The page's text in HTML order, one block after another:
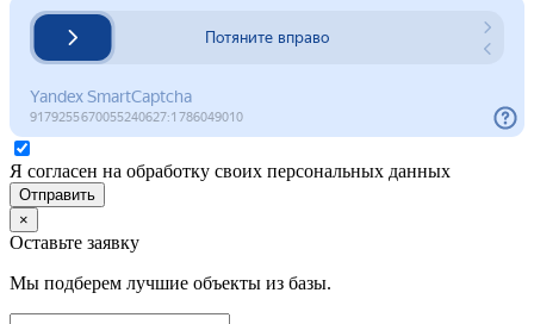
Я согласен на обработку своих персональных данных
Отправить
×
Оставьте заявку
Мы подберем лучшие объекты из базы.